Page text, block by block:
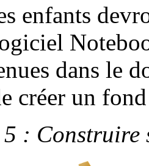
enfants
dans le
créer un
5 :